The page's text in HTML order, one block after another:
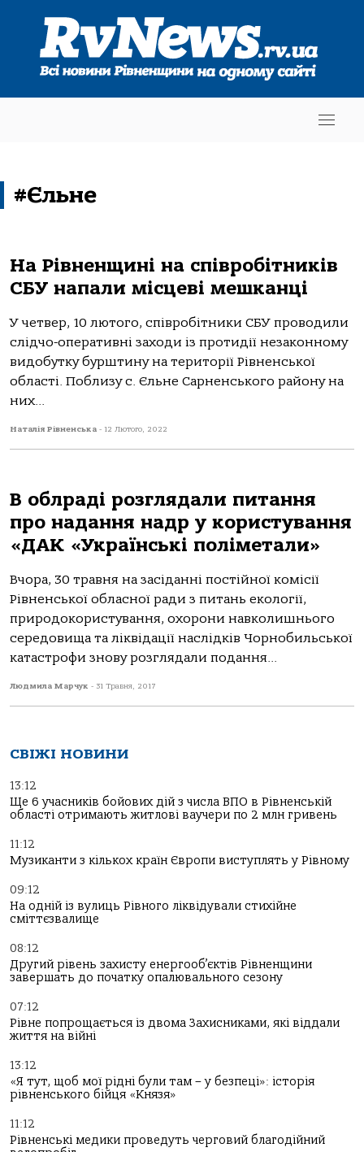
#Єльне
На Рівненщині на співробітників
СБУ напали місцеві мешканці
У четвер, 10 лютого, співробітники СБУ проводили
слідчо-оперативні заходи із протидії незаконному
видобутку бурштину на території Рівненської
області. Поблизу с. Єльне Сарненського району на
них...
Наталія Рівненська - 12 Лютого, 2022
В облраді розглядали питання
про надання надр у користування
«ДАК «Українські поліметали»
Вчора, 30 травня на засіданні постійної комісії
Рівненської обласної ради з питань екології,
природокористування, охорони навколишнього
середовища та ліквідації наслідків Чорнобильської
катастрофи знову розглядали подання...
Людмила Марчук - 31 Травня, 2017
СВІЖІ НОВИНИ
13:12
Ще 6 учасників бойових дій з числа ВПО в Рівненській
області отримають житлові ваучери по 2 млн гривень
11:12
Музиканти з кількох країн Європи виступлять у Рівному
09:12
На одній із вулиць Рівного ліквідували стихійне
сміттєзвалище
08:12
Другий рівень захисту енергооб’єктів Рівненщини
завершать до початку опалювального сезону
07:12
Рівне попрощається із двома Захисниками, які віддали
життя на війні
13:12
«Я тут, щоб мої рідні були там – у безпеці»: історія
рівненського бійця «Князя»
11:12
Рівненські медики проведуть черговий благодійний